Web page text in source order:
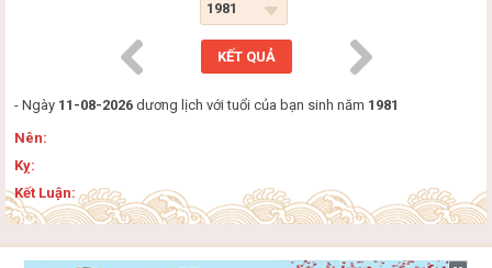
- Ngày 11-08-2026 dương lịch với tuổi của bạn sinh năm 1981
Nên:
Kỵ:
Kết Luận: